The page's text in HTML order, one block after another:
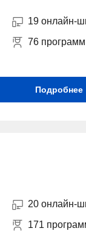
19 онлайн-
76 программ
Подробнее
20 онлайн-
171